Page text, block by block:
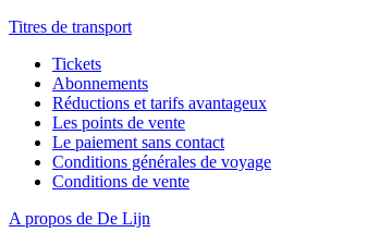
Titres de transport
Tickets
Abonnements
Réductions et tarifs avantageux
Les points de vente
Le paiement sans contact
Conditions générales de voyage
Conditions de vente
A propos de De Lijn